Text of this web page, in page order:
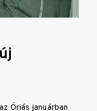
Óriás januárban